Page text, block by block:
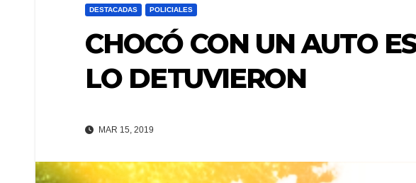
DESTACADAS POLICIALES
CHOCÓ CON UN AUTO
LO DETUVIERON
MAR 15, 2019